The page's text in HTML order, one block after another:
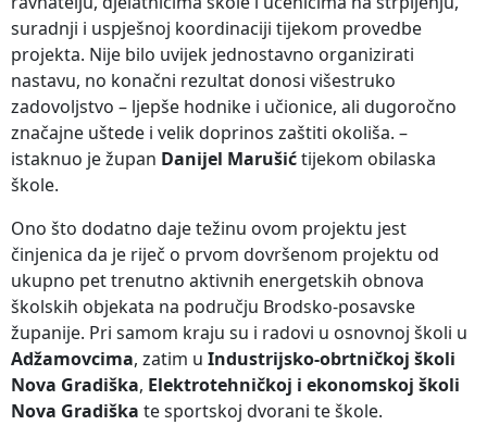
suradnji i uspješnoj koordinaciji tijekom provedbe
projekta. Nije bilo uvijek jednostavno organizirati
nastavu, no konačni rezultat donosi višestruko
zadovoljstvo – ljepše hodnike i učionice, ali dugoročno
značajne uštede i velik doprinos zaštiti okoliša. –
istaknuo je župan Danijel Marušićtijekom obilaska
škole.
Ono što dodatno daje težinu ovom projektu jest
činjenica da je riječ o prvom dovršenom projektu od
ukupno pet trenutno aktivnih energetskih obnova
školskih objekata na području Brodsko-posavske
županije. Pri samom kraju su i radovi u osnovnoj školi u
Adžamovcima, zatim u Industrijsko-obrtničkoj školi
Nova Gradiška, Elektrotehničkoj i ekonomskoj školi
Nova Gradiška te sportskoj dvorani te škole.